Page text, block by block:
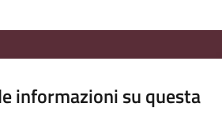
informazioni su questa